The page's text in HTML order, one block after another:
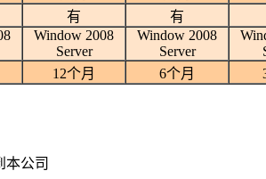
有 有
Window 2008
Server
Window 2008
Server
12个月 6个月
本公司